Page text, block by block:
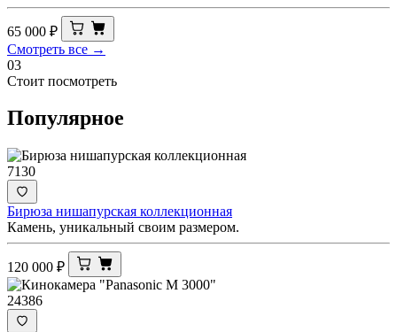
65 000 ₽
Смотреть все →
03
Стоит посмотреть
Популярное
7130
Бирюза нишапурская коллекционная
Камень, уникальный своим размером.
120 000 ₽
24386